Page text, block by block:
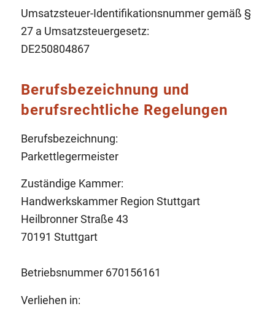
Umsatzsteuer-Identifikationsnummer gemäß §
27 a Umsatzsteuergesetz:
DE250804867
Berufsbezeichnung und
berufsrechtliche Regelungen
Berufsbezeichnung:
Parkettlegermeister
Zuständige Kammer:
Handwerkskammer Region Stuttgart
Heilbronner Straße 43
70191 Stuttgart
Betriebsnummer 670156161
Verliehen in: